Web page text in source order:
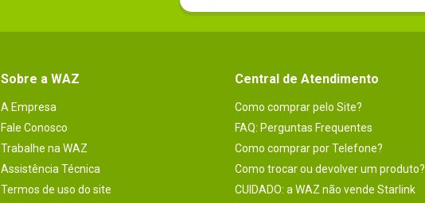
Sobre a WAZ
A Empresa
Fale Conosco
Trabalhe na WAZ
Assistência Técnica
Termos de uso do site
Central de Atendimento
Como comprar pelo Site?
FAQ: Perguntas Frequentes
Como comprar por Telefone?
Como trocar ou devolver um produto?
CUIDADO: a WAZ não vende Starlink